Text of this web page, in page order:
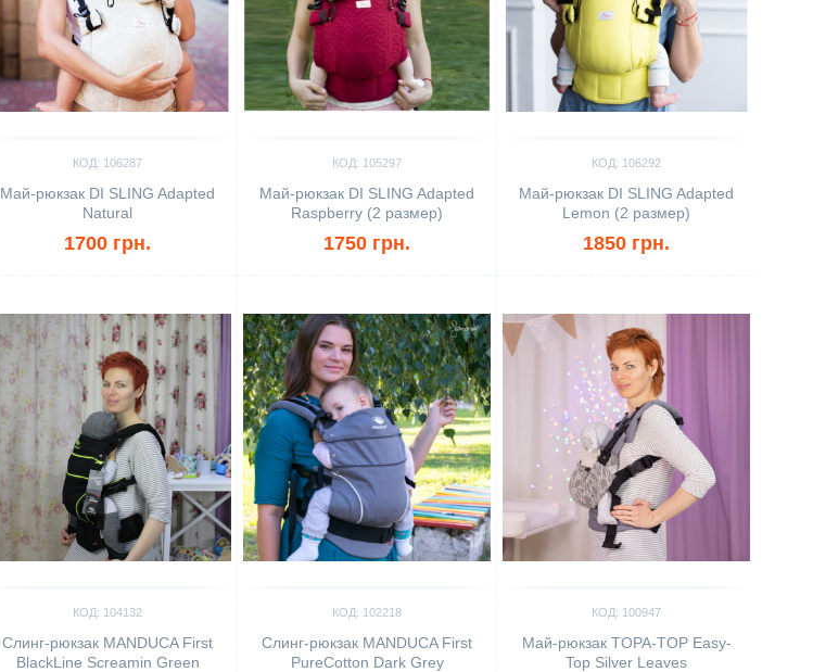
КОД: 106287
Май-рюкзак DI SLING Adapted
Natural
1700 грн.
КОД: 105297
Май-рюкзак DI SLING Adapted
Raspberry (2 размер)
1750 грн.
КОД: 106292
Май-рюкзак DI SLING Adapted
Lemon (2 размер)
1850 грн.
КОД: 104132
Слинг-рюкзак MANDUCA First
BlackLine Screamin Green
КОД: 102218
Слинг-рюкзак MANDUCA First
PureCotton Dark Grey
КОД: 100947
Май-рюкзак TOPA-TOP Easy-
Top Silver Leaves